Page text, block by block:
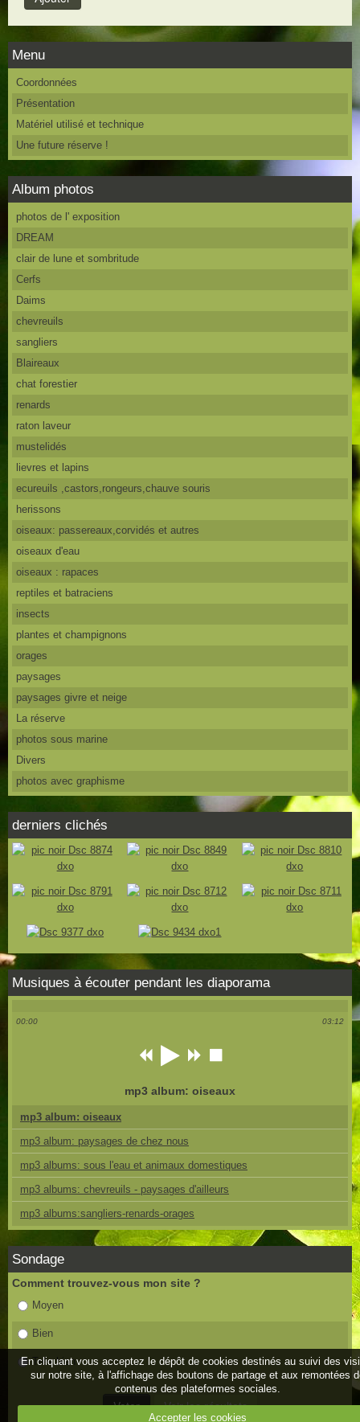
Menu
Coordonnées
Présentation
Matériel utilisé et technique
Une future réserve !
Album photos
photos de l' exposition
DREAM
clair de lune et sombritude
Cerfs
Daims
chevreuils
sangliers
Blaireaux
chat forestier
renards
raton laveur
mustelidés
lievres et lapins
ecureuils ,castors,rongeurs,chauve souris
herissons
oiseaux: passereaux,corvidés et autres
oiseaux d'eau
oiseaux : rapaces
reptiles et batraciens
insects
plantes et champignons
orages
paysages
paysages givre et neige
La réserve
photos sous marine
Divers
photos avec graphisme
derniers clichés
Musiques à écouter pendant les diaporama
00:00 03:12
mp3 album: oiseaux
mp3 album: oiseaux
mp3 album: paysages de chez nous
mp3 albums: sous l'eau et animaux domestiques
mp3 albums: chevreuils - paysages d'ailleurs
mp3 albums:sangliers-renards-orages
Sondage
Comment trouvez-vous mon site ?
Moyen
Bien
Très bien
En cliquant vous acceptez le dépôt de cookies destinés au suivi des
sur notre site, à l'affichage des boutons de partage et aux remontées
contenus des plateformes sociales.
Accepter les cookies